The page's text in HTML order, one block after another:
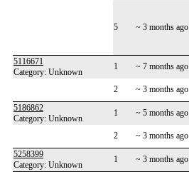
5 ~ 3 months ago
5116671
Category: Unknown
1 ~ 7 months ago
2 ~ 3 months ago
5186862
Category: Unknown
1 ~ 5 months ago
2
~ 3 months ago
5258399
Category: Unknown
1 ~ 3 months ago